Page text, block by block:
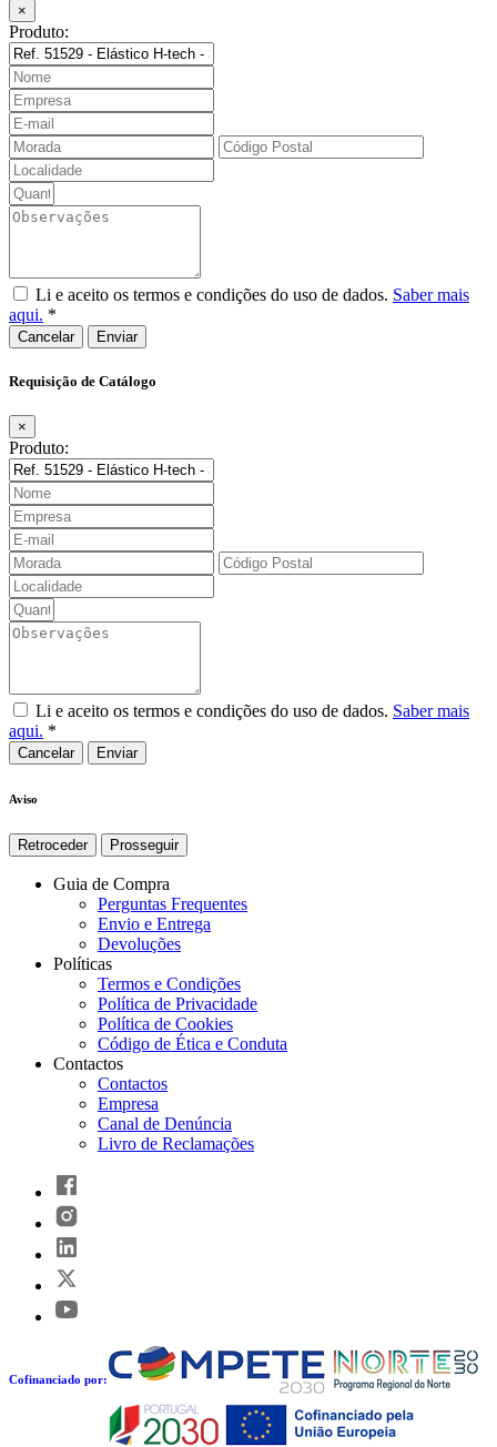
×
Produto:
Li e aceito os termos e condições do uso de dados. Saber mais
aqui. *
Cancelar
Requisição de Catálogo
×
Produto:
Li e aceito os termos e condições do uso de dados. Saber mais
aqui. *
Cancelar
Aviso
Retroceder Prosseguir
Guia de Compra
Perguntas Frequentes
Envio e Entrega
Devoluções
Políticas
Termos e Condições
Política de Privacidade
Política de Cookies
Código de Ética e Conduta
Contactos
Contactos
Empresa
Canal de Denúncia
Livro de Reclamações
Cofinanciado por: